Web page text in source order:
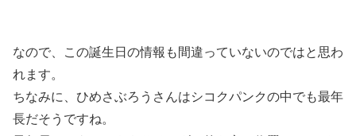
なので、この誕生日の情報も間違っていないのではと思わ
れます。
ちなみに、ひめさぶろうさんはシコクパンクの中でも最年
長だそうですね。